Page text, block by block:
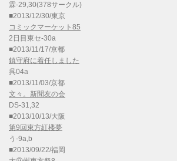
霖-29,30(378サークル)
■2013/12/30/東京
コミックマーケット85
2日目東セ-30a
■2013/11/17/京都
鎮守府に着任しました
呉04a
■2013/11/03/京都
文々。新聞友の会
DS-31,32
■2013/10/13/大阪
第9回東方紅楼夢
う-9a,b
■2013/09/22/福岡